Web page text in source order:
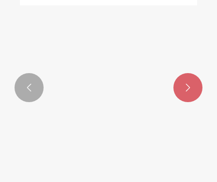
 